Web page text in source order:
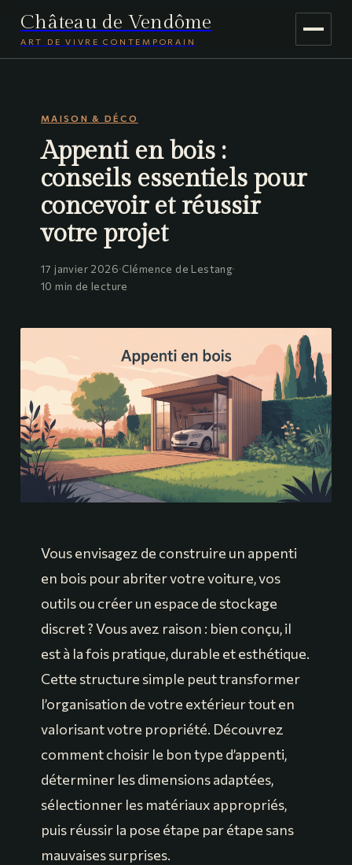
Château de Vendôme
ART DE VIVRE CONTEMPORAIN
JARDINAGE
VOYAGE
MAISON & DÉCO
Appenti en bois :
conseils essentiels pour
concevoir et réussir
votre projet
17 janvier 2026·Clémence de Lestang·
10 min de lecture
Vous envisagez de construire un appenti
en bois pour abriter votre voiture, vos
outils ou créer un espace de stockage
discret ? Vous avez raison : bien conçu, il
est à la fois pratique, durable et esthétique.
Cette structure simple peut transformer
l’organisation de votre extérieur tout en
valorisant votre propriété. Découvrez
comment choisir le bon type d’appenti,
déterminer les dimensions adaptées,
sélectionner les matériaux appropriés,
puis réussir la pose étape par étape sans
mauvaises surprises.